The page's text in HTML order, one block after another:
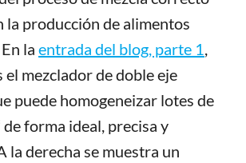
la producción de alimentos
la entrada del blog, parte 1,
mezclador de doble eje
puede homogeneizar lotes de
de forma ideal, precisa y
la derecha se muestra un